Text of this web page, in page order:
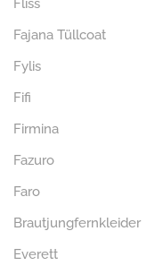
Fliss
Fajana Tüllcoat
Fylis
Fifi
Firmina
Fazuro
Faro
Brautjungfernkleider
Everett